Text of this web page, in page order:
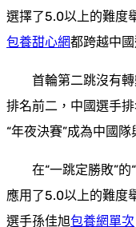
選擇了5.0以上的難度
包養甜心網都跨越中國
首輪第二跳沒有
排名前二，中國選手
“年夜決賽”成為中國
在“一跳定勝敗”
應用了5.0以上的難度
選手孫佳旭包養網單次